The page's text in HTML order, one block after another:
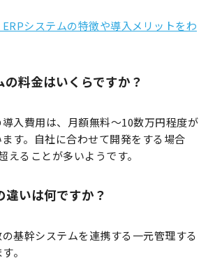
システムの特徴や導入メリットをわ
の料金はいくらですか？
入費用は、月額無料〜10数万円程度が
す。自社に合わせて開発をする場合
えることが多いようです。
違いは何ですか？
の基幹システムを連携する一元管理する
。